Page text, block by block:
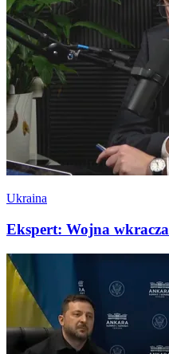
Ukraina
Ekspert: Wojna